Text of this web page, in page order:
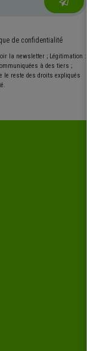
de confidentialité
la newsletter ; Légitimation :
à des tiers ;
le reste des droits expliqués